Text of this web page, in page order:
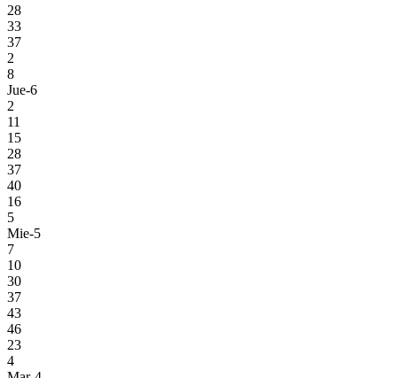
28
33
37
2
8
Jue-6
2
11
15
28
37
40
16
5
Mie-5
7
10
30
37
43
46
23
4